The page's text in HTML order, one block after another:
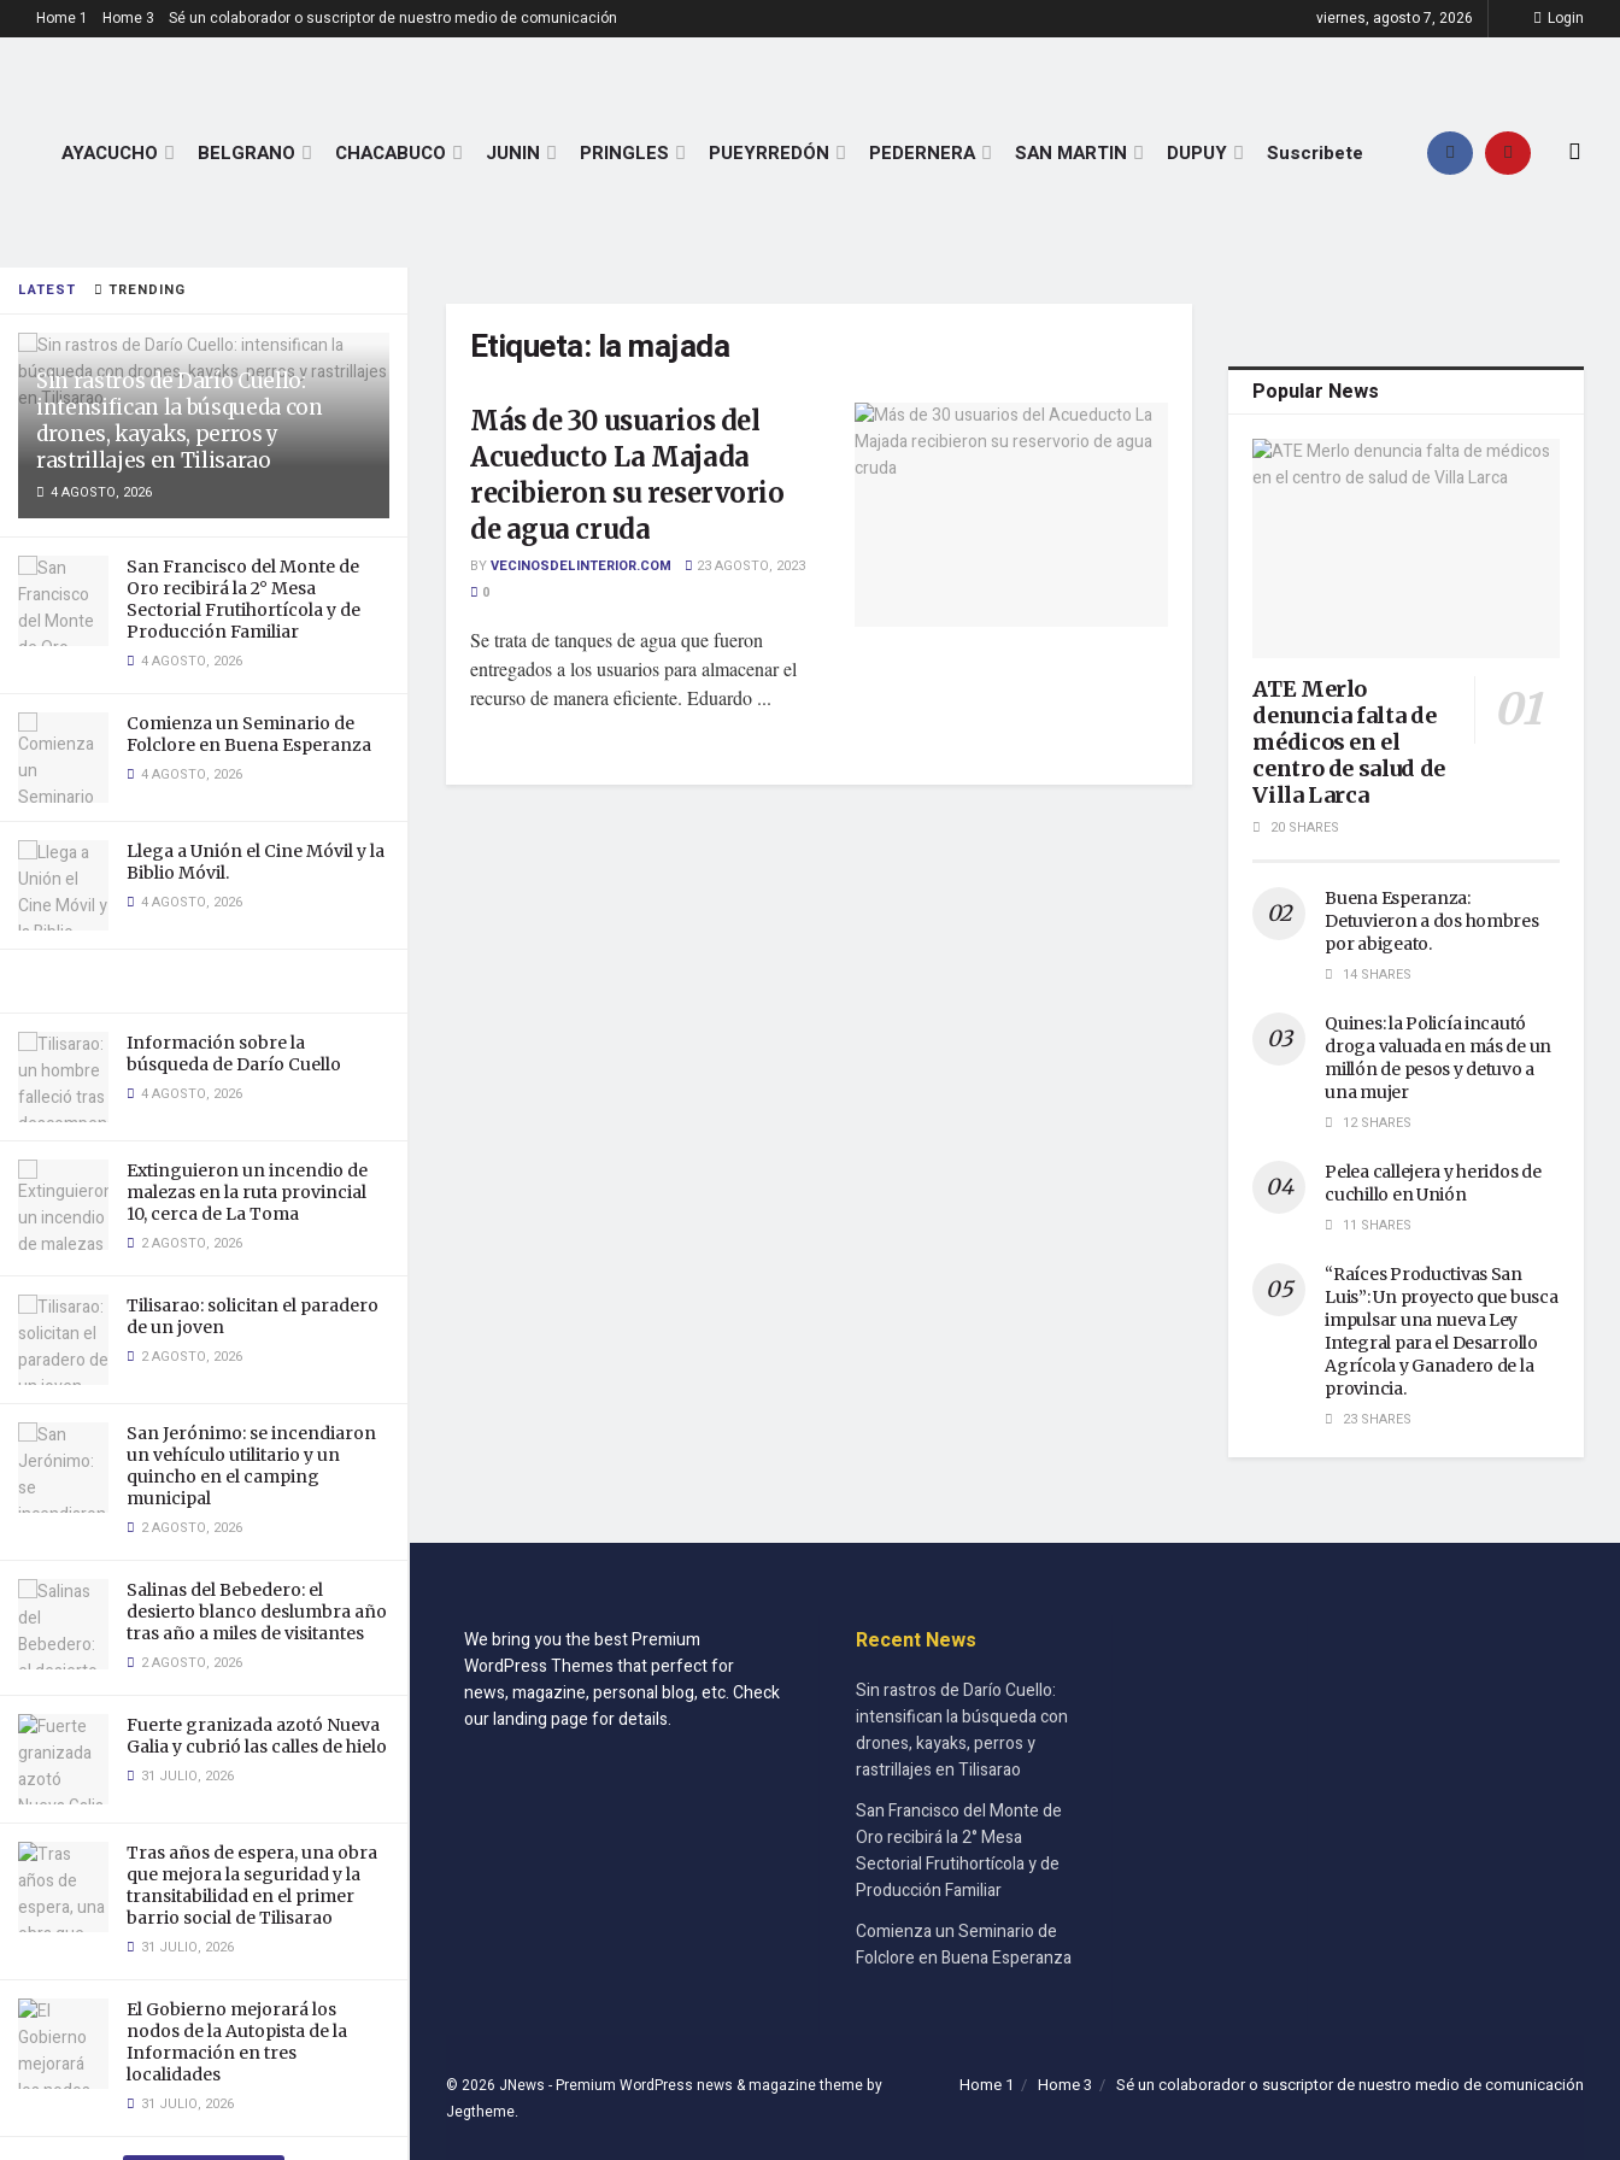
LATEST TRENDING
Sin rastros de Darío Cuello:
intensifican la búsqueda con
drones, kayaks, perros y
rastrillajes en Tilisarao
4 AGOSTO, 2026
San Francisco del Monte de
Oro recibirá la 2° Mesa
Sectorial Frutihortícola y de
Producción Familiar
4 AGOSTO, 2026
Comienza un Seminario de
Folclore en Buena Esperanza
4 AGOSTO, 2026
Llega a Unión el Cine Móvil y la
Biblio Móvil.
4 AGOSTO, 2026
Información sobre la
búsqueda de Darío Cuello
4 AGOSTO, 2026
Extinguieron un incendio de
malezas en la ruta provincial
10, cerca de La Toma
2 AGOSTO, 2026
Tilisarao: solicitan el paradero
de un joven
2 AGOSTO, 2026
San Jerónimo: se incendiaron
un vehículo utilitario y un
quincho en el camping
municipal
2 AGOSTO, 2026
Salinas del Bebedero: el
desierto blanco deslumbra año
tras año a miles de visitantes
2 AGOSTO, 2026
Fuerte granizada azotó Nueva
Galia y cubrió las calles de hielo
31 JULIO, 2026
Tras años de espera, una obra
que mejora la seguridad y la
transitabilidad en el primer
barrio social de Tilisarao
31 JULIO, 2026
El Gobierno mejorará los
nodos de la Autopista de la
Información en tres
localidades
31 JULIO, 2026
Home 1 Home 3 Sé un colaborador o suscriptor de nuestro medio de comunicación viernes, agosto 7, 2026 Login
AYACUCHO BELGRANO CHACABUCO JUNIN PRINGLES PUEYRREDÓN PEDERNERA SAN MARTIN DUPUY Suscribete
Etiqueta: la majada
Más de 30 usuarios del
Acueducto La Majada
recibieron su reservorio
de agua cruda
BYVECINOSDELINTERIOR.COM
23 AGOSTO, 2023
0
Se trata de tanques de agua que fueron
entregados a los usuarios para almacenar el
recurso de manera eficiente. Eduardo ...
Popular News
ATE Merlo
denuncia falta de
médicos en el
centro de salud de
Villa Larca
20 SHARES
Buena Esperanza:
Detuvieron a dos hombres
por abigeato.
14 SHARES
Quines: la Policía incautó
droga valuada en más de un
millón de pesos y detuvo a
una mujer
12 SHARES
Pelea callejera y heridos de
cuchillo en Unión
11 SHARES
“Raíces Productivas San
Luis”: Un proyecto que busca
impulsar una nueva Ley
Integral para el Desarrollo
Agrícola y Ganadero de la
provincia.
23 SHARES
We bring you the best Premium
WordPress Themes that perfect for
news, magazine, personal blog, etc. Check
our landing page for details.
Recent News
Sin rastros de Darío Cuello:
intensifican la búsqueda con
drones, kayaks, perros y
rastrillajes en Tilisarao
San Francisco del Monte de
Oro recibirá la 2° Mesa
Sectorial Frutihortícola y de
Producción Familiar
Comienza un Seminario de
Folclore en Buena Esperanza
Home 1 Home 3 Sé un colaborador o suscriptor de nuestro medio de comunicación
© 2026 JNews - Premium WordPress news & magazine theme by
Jegtheme.